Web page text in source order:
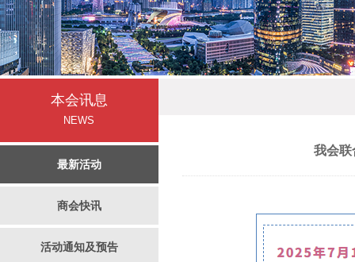
本会讯息
NEWS
最新活动
商会快讯
活动通知及预告
我会联